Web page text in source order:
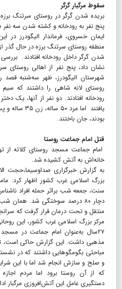
سقوط مرگبار گرگر
بریده شدن گَرگَر در روستای سرتنگ
پنج نفر به رودخانه و کشته شدن سه
ایمان خسروی‏، فرماندار الیگودرز در
منطقه روستای سرتنگ برزه در حال گذر
شدن گرگر داخل رودخانه افتادند.
نشان داد، پنج نفر از اهالی
شهرستان الیگودرز، ظهر سه‌شنبه
روستای لانه شاهی را داشتند که
بودند، جان باختند.
قتل امام جماعت روستا
امام جماعت مسجد روستای کلاته از
خانه‌اش به آتش کشیده شد.
به گزارش خبرگزاری صداوسیما،حجت
بزرگ اسلامی غرب کشور اظهار کرد:
سنت، جمعه شب براثر حمله افراد
دچار ۸۰ درصد سوختگی شد. همان
منتقل و تحت درمان قرار گرفت که
۲۷سال به‌عنوان امام جماعت در
مذهبی داشت. این گزارش حاکی است،
مباحثی بگومگوهایی داشتند که در
و صلح و سازش انجام شد اما با این
که از آن روستا برود اما مردم
دستگیری عامل این آتش‌افروزی مرگبار